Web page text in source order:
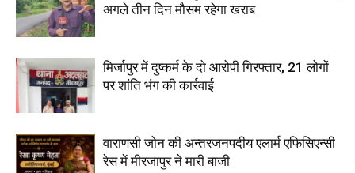
अगले तीन दिन मौसम रहेगा खराब
मिर्जापुर में दुष्कर्म के दो आरोपी गिरफ्तार, 21 लोगों
पर शांति भंग की कार्रवाई
वाराणसी जोन की अन्तरजनपदीय एलार्म एफिसिएन्सी
रेस में मीरजापुर ने मारी बाजी